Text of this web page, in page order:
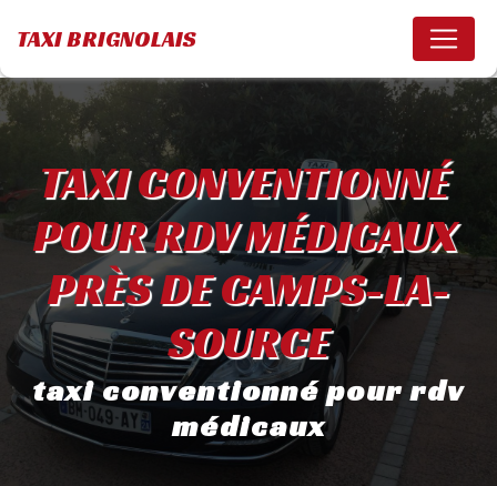
TAXI BRIGNOLAIS
TAXI CONVENTIONNÉ
POUR RDV MÉDICAUX
PRÈS DE CAMPS-LA-
SOURCE
taxi conventionné pour rdv
médicaux